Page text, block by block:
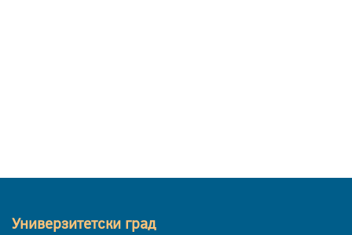
Универзитетски град